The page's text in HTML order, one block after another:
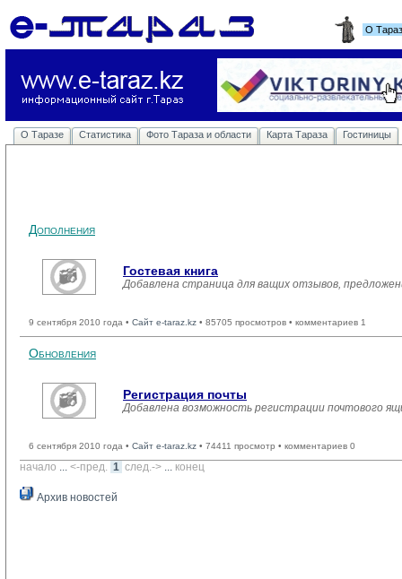
О
О Таразе Статистика Фото Тараза и области Карта Тараза Гостиницы
Дополнения
Гостевая книга
Добавлена страница для ващих отзывов,
9 сентября 2010 года • Сайт e-taraz.kz • 85705 просмотров • комментариев 1
Обновления
Регистрация почты
Добавлена возможность регистрации почтового
6 сентября 2010 года • Сайт e-taraz.kz • 74411 просмотр • комментариев 0
начало ... <-пред. 1 след.-> ... конец
Архив новостей